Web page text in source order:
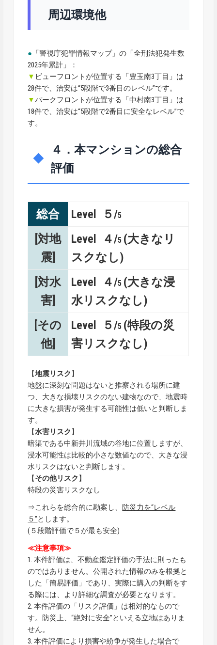
周辺環境他
● 「警視庁犯罪情報マップ」の「全刑法犯発生数
2025年累計」：
▼ ビューフロントが位置する「豊玉南3丁目」は
28件で、治安は“5段階で3番目のレベル”です。
▼パークフロントが位置する「中村南3丁目」は
18件で、治安は“5段階で2番目に安全なレベル”で
す。
４．本マンションの総合
評価
総合 Level ５/5
[対地
震]
Level ４/5 (大きなリ
スクなし)
[対水
害]
Level ４/5 (大きな浸
水リスクなし)
[その
他]
Level ５/5 (特段の災
害リスクなし)
【地震リスク 】
地盤に深刻な問題はないと推察される場所に建
つ、大きな損壊リスクのない建物なので、地震時
に大きな損害が発生する可能性は低いと判断しま
す。
【水害リスク 】
暗渠である中新井川流域の谷地に位置しますが、
浸水可能性は比較的小さな数値なので、大きな浸
水リスクはないと判断します。
【その他リスク 】
特段の災害リスクなし
⇒これらを総合的に勘案し、 防災力を“レベル
５”とします。
(５段階評価で５が最も安全)
≪注意事項≫
1. 本件評価は、不動産鑑定評価の手法に則ったも
のではありません。公開された情報のみを根拠と
した「簡易評価」であり、実際に購入の判断をす
る際には、より詳細な調査が必要となります。
2. 本件評価の「リスク評価」は相対的なもので
す。防災上、“絶対に安全”といえる立地はありま
せん。
3. 本件評価により損害や紛争が発生した場合で